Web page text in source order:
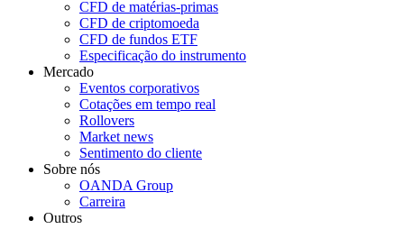
CFD de matérias-primas
CFD de criptomoeda
CFD de fundos ETF
Especificação do instrumento
Mercado
Eventos corporativos
Cotações em tempo real
Rollovers
Market news
Sentimento do cliente
Sobre nós
OANDA Group
Carreira
Outros